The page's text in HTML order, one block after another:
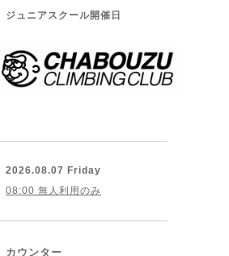
ジュニアスクール開催日
2026.08.07 Friday
08:00 無人利用のみ
カウンター